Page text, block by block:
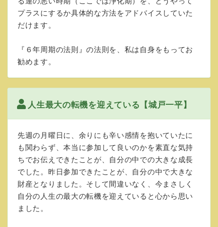
プラスにするか具体的な方法をアドバイスしていた
だけます。
『６年周期の法則』の法則を、私は自身をもってお
勧めます。
人生最大の転機を迎えている【城戸一平】
先週の月曜日に、余りにも辛い感情を抱いていたに
も関わらず、本当に参加して良いのかを素直な気持
ちでお伝えできたことが、自分の中での大きな成長
でした。昨日参加できたことが、自分の中で大きな
財産となりました。そして間違いなく、今まさしく
自分の人生の最大の転機を迎えていると心から思い
ました。